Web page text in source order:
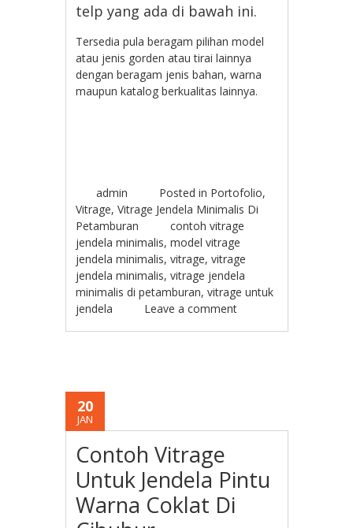
telp yang ada di bawah ini.
Tersedia pula beragam pilihan model
atau jenis gorden atau tirai lainnya
dengan beragam jenis bahan, warna
maupun katalog berkualitas lainnya.
admin Posted in Portofolio,
Vitrage,Vitrage Jendela Minimalis Di
Petamburan
contoh vitrage
jendela minimalis,model vitrage
jendela minimalis,vitrage,vitrage
jendela minimalis,vitrage jendela
minimalis di petamburan,vitrage untuk
jendela
Leave a comment
20
JAN
Contoh Vitrage
Untuk Jendela Pintu
Warna Coklat Di